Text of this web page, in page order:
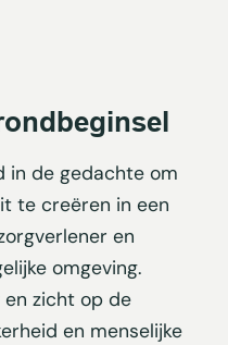
in de gedachte om
te creëren in een
en
omgeving.
zicht op de
en menselijke